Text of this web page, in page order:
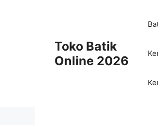
Toko Batik
Online 2026